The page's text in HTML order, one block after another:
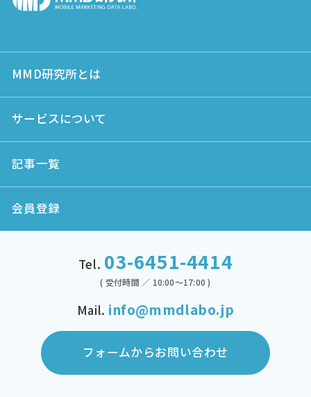
MMD研究所とは
サービスについて
記事一覧
会員登録
Tel. 03-6451-4414
( 受付時間 ／ 10:00～17:00 )
Mail. info@mmdlabo.jp
フォームからお問い合わせ